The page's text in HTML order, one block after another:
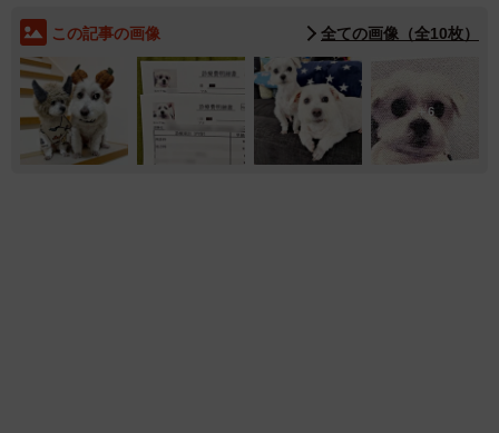
この記事の画像 全ての画像（全10枚）
6